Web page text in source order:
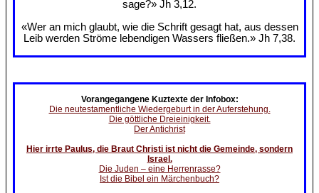
sage?» Jh 3,12.
«Wer an mich glaubt, wie die Schrift gesagt hat, aus dessen
Leib werden Ströme lebendigen Wassers fließen.» Jh 7,38.
Vorangegangene Kuztexte der Infobox:
Die neutestamentliche Wiedergeburt in der Auferstehung.
Die göttliche Dreieinigkeit.
Der Antichrist
Hier irrte Paulus, die Braut Christi ist nicht die Gemeinde, sondern
Israel.
Die Juden – eine Herrenrasse?
Ist die Bibel ein Märchenbuch?